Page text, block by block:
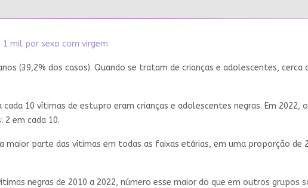
1 mil por sexo com virgem
(39,2% dos casos). Quando se tratam de crianças e adolescentes, cerca
10 vítimas de estupro eram crianças e adolescentes negras. Em 2022,
2 em cada 10.
maior parte das vítimas em todas as faixas etárias, em uma proporção de
negras de 2010 a 2022, número esse maior do que em outros grupos